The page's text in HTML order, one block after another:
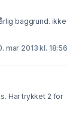
baggrund. ikke
mar 2013 kl. 18:56
Har trykket 2 for